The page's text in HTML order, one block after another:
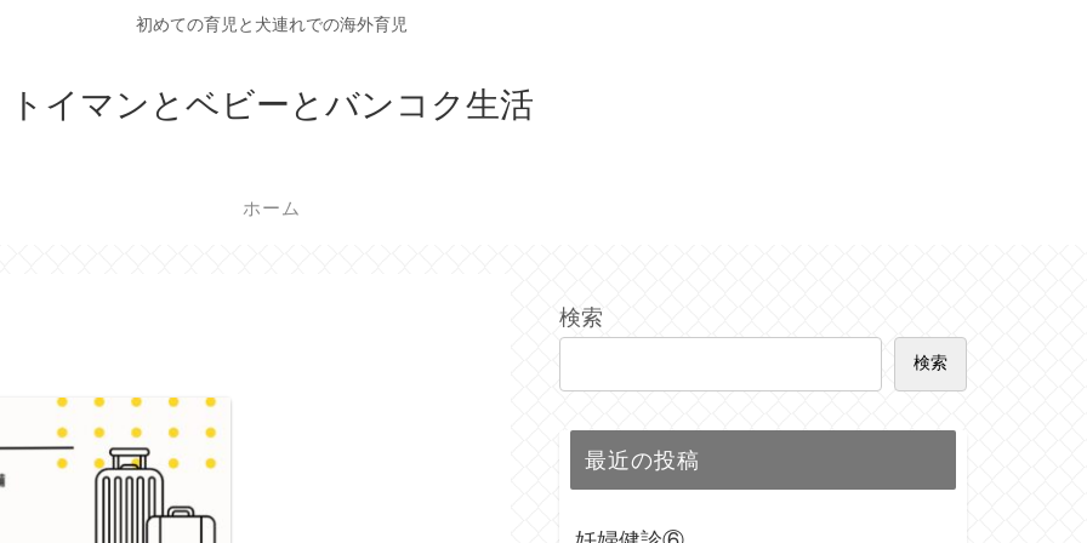
初めての育児と犬連れでの海外育児
トイマンとベビーとバンコク生活
ホーム
検索
検索
最近の投稿